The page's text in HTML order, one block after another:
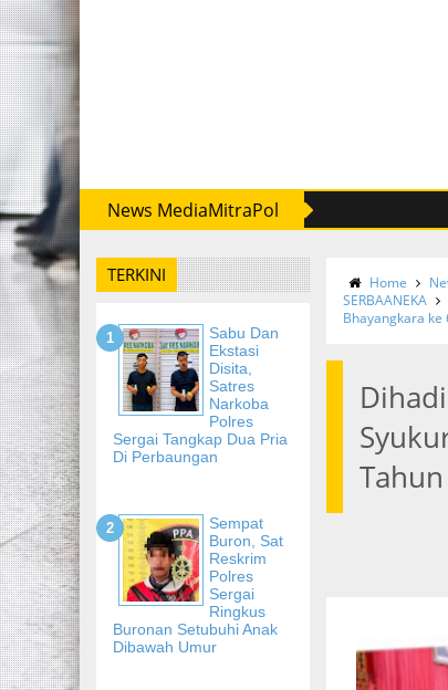
News MediaMitraPol
TERKINI
Sabu Dan
Ekstasi
Disita,
Satres
Narkoba
Polres
Sergai Tangkap Dua Pria
Di Perbaungan
Sempat
Buron, Sat
Reskrim
Polres
Sergai
Ringkus
Buronan Setubuhi Anak
Dibawah Umur
Home
SERBAANEKA
Bhayangkara ke
Tahun